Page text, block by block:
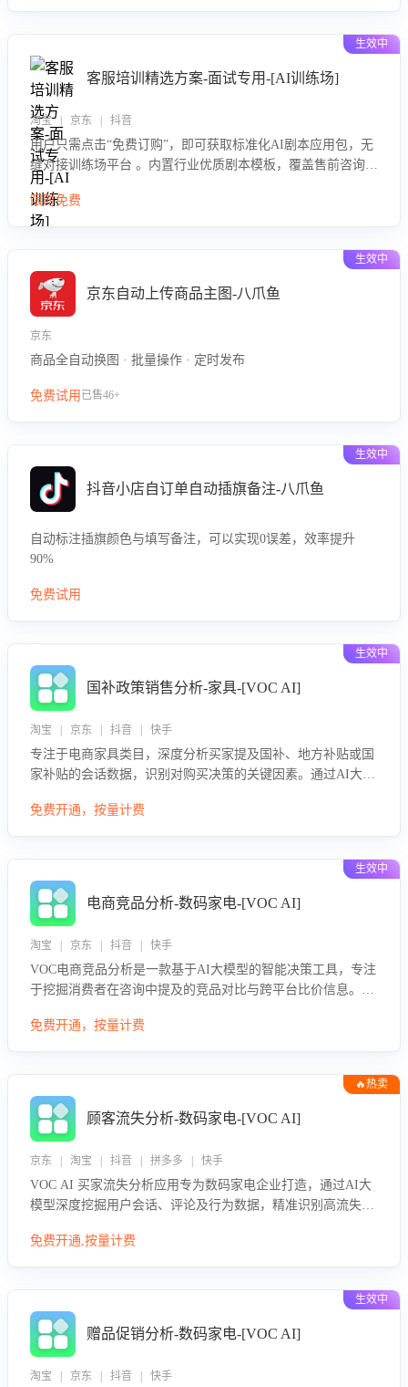
生效中
客服培训精选方案-面试专用-[AI训练场]
淘宝 | 京东 | 抖音
用户只需点击“免费订购”，即可获取标准化AI剧本应用包，无
缝对接训练场平台 。内置行业优质剧本模板，覆盖售前咨询、
售后处理等全场景，消除复杂部署流程，节省90%的初始化时
间，助力企业快速启动智能客服训练
限时免费
生效中
京东自动上传商品主图-八爪鱼
京东
商品全自动换图 · 批量操作 · 定时发布
免费试用 已售46+
生效中
抖音小店自订单自动插旗备注-八爪鱼
自动标注插旗颜色与填写备注，可以实现0误差，效率提升
90%
免费试用
生效中
国补政策销售分析-家具-[VOC AI]
淘宝 | 京东 | 抖音 | 快手
专注于电商家具类目，深度分析买家提及国补、地方补贴或国
家补贴的会话数据，识别对购买决策的关键因素。通过AI大模
略，助力商家利用国补政策提升GMV。
免费开通，按量计费
生效中
电商竞品分析-数码家电-[VOC AI]
淘宝 | 京东 | 抖音 | 快手
VOC电商竞品分析是一款基于AI大模型的智能决策工具，专注
于挖掘消费者在咨询中提及的竞品对比与跨平台比价信息。该
息，进行多维度交叉对比，并分析消费者的比价行为。通过提
免费开通，按量计费
🔥热卖
顾客流失分析-数码家电-[VOC AI]
京东 | 淘宝 | 抖音 | 拼多多 | 快手
VOC AI 买家流失分析应用专为数码家电企业打造，通过AI大
模型深度挖掘用户会话、评论及行为数据，精准识别高流失风
迟、竞品价格冲击等。系统自动输出可落地的挽回策略，迅速
免费开通,按量计费
生效中
赠品促销分析-数码家电-[VOC AI]
淘宝 | 京东 | 抖音 | 快手